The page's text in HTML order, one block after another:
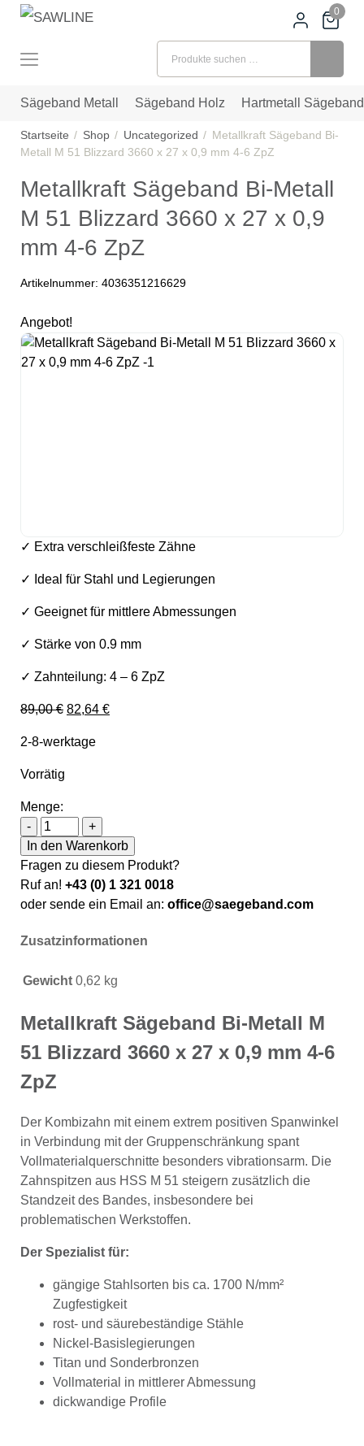
0
Sägeband Metall Sägeband Holz Hartmetall Sägeband
Startseite Shop Uncategorized
Metallkraft Sägeband Bi-
Metall M 51 Blizzard 3660 x 27 x 0,9 mm 4-6 ZpZ
Metallkraft Sägeband Bi-Metall
M 51 Blizzard 3660 x 27 x 0,9
mm 4-6 ZpZ
Artikelnummer: 4036351216629
Angebot!
✓ Extra verschleißfeste Zähne
✓ Ideal für Stahl und Legierungen
✓ Geeignet für mittlere Abmessungen
✓ Stärke von 0.9 mm
✓ Zahnteilung: 4 – 6 ZpZ
89,00€ Ursprünglicher Preis war: 89,00 €
82,64 €Aktueller Preis ist: 82,64 €.
2-8-werktage
Vorrätig
Menge:
-
Metallkraft Sägeband Bi-Metall M 51 Blizzard 3660 x
+
In den Warenkorb
Fragen zu diesem Produkt?
Ruf an! +43 (0) 1 321 0018
oder sende ein Email an: office@saegeband.com
Zusatzinformationen
Gewicht 0,62 kg
Metallkraft Sägeband Bi-Metall M
51 Blizzard 3660 x 27 x 0,9 mm 4-6
ZpZ
Der Kombizahn mit einem extrem positiven Spanwinkel
in Verbindung mit der Gruppenschränkung spant
Vollmaterialquerschnitte besonders vibrationsarm. Die
Zahnspitzen aus HSS M 51 steigern zusätzlich die
Standzeit des Bandes, insbesondere bei
problematischen Werkstoffen.
Der Spezialist für:
gängige Stahlsorten bis ca. 1700 N/mm²
Zugfestigkeit
rost- und säurebeständige Stähle
Nickel-Basislegierungen
Titan und Sonderbronzen
Vollmaterial in mittlerer Abmessung
dickwandige Profile